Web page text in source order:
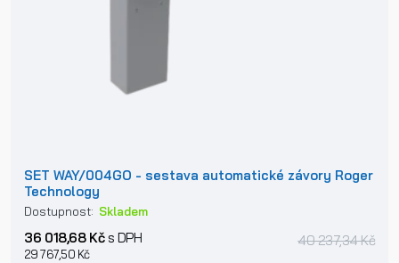
SET WAY/004GO - sestava automatické závory Roger
Technology
Dostupnost: Skladem
36 018,68 Kčs DPH
29 767,50 Kč
40 237,34 Kč